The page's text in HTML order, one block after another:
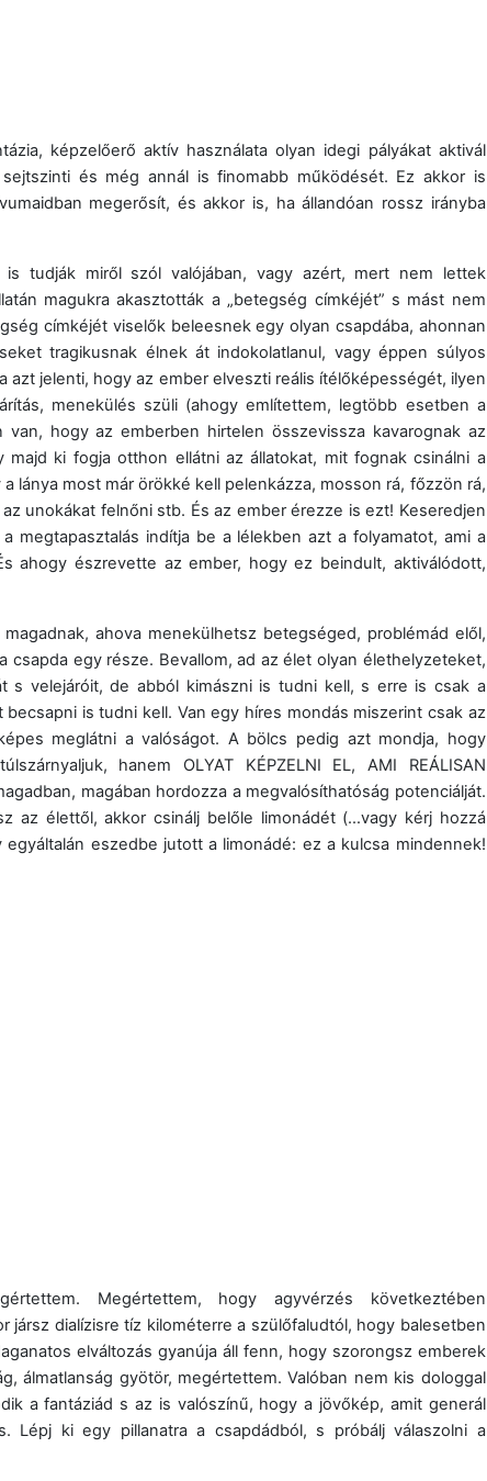
képzelőerő aktív használata olyan idegi pályákat aktivál
és még annál is finomabb működését. Ez akkor is
megerősít, és akkor is, ha állandóan rossz irányba
tudják miről szól valójában, vagy azért, mert nem lettek
magukra akasztották a „betegség címkéjét” s mást nem
címkéjét viselők beleesnek egy olyan csapdába, ahonnan
tragikusnak élnek át indokolatlanul, vagy éppen súlyos
azt jelenti, hogy az ember elveszti reális ítélőképességét, ilyen
menekülés szüli (ahogy említettem, legtöbb esetben a
hogy az emberben hirtelen összevissza kavarognak az
majd ki fogja otthon ellátni az állatokat, mit fognak csinálni a
lánya most már örökké kell pelenkázza, mosson rá, főzzön rá,
unokákat felnőni stb. És az ember érezze is ezt! Keseredjen
megtapasztalás indítja be a lélekben azt a folyamatot, ami a
ahogy észrevette az ember, hogy ez beindult, aktiválódott,
ahova menekülhetsz betegséged, problémád elől,
egy része. Bevallom, ad az élet olyan élethelyzeteket,
s velejáróit, de abból kimászni is tudni kell, s erre is csak a
is tudni kell. Van egy híres mondás miszerint csak az
meglátni a valóságot. A bölcs pedig azt mondja, hogy
hanem OLYAT KÉPZELNI EL, AMI REÁLISAN
magában hordozza a megvalósíthatóság potenciálját.
az élettől, akkor csinálj belőle limonádét (…vagy kérj hozzá
eszedbe jutott a limonádé: ez a kulcsa mindennek!
Megértettem, hogy agyvérzés következtében
dialízisre tíz kilométerre a szülőfaludtól, hogy balesetben
elváltozás gyanúja áll fenn, hogy szorongsz emberek
álmatlanság gyötör, megértettem. Valóban nem kis dologgal
a fantáziád s az is valószínű, hogy a jövőkép, amit generál
Lépj ki egy pillanatra a csapdádból, s próbálj válaszolni a